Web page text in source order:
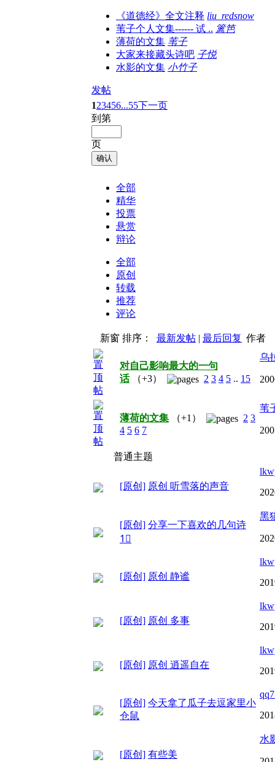
《道德经》全文注释 liu_redsnow
苇子个人文集------ 试 .. 篱笆
薄荷的文集 苇子
大家来接藏头诗吧 子悦
水影的文集 小竹子
发帖
123456...55下一页
到第
页
确认
全部
精华
投票
悬赏
辩论
全部
原创
转载
推荐
评论
新窗 排序： 最新发帖 | 最后回复 作者
对自己影响最大的一句
话
（+3） 2 3 4 5 .. 15
乌
薄荷的文集 （+1） 2 3
4 5 6 7
苇
普通主题
[原创] 原创 听雪落的声音
[原创] 分享一下喜欢的几句诗
1⃣️
黑
[原创] 原创 静谧
[原创] 原创 多事
[原创] 原创 逍遥自在
[原创] 今天拿了瓜子去逗家里小
仓鼠
[原创] 有些美
水